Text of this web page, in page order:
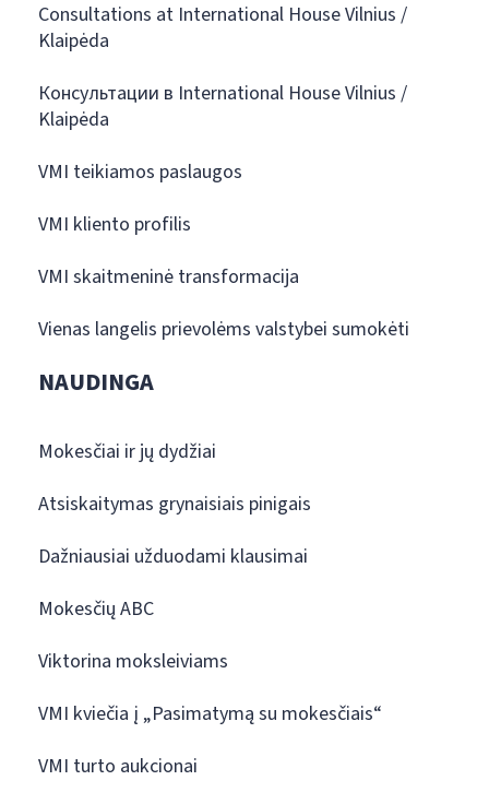
Consultations at International House Vilnius /
Klaipėda
Консультации в International House Vilnius /
Klaipėda
VMI teikiamos paslaugos
VMI kliento profilis
VMI skaitmeninė transformacija
Vienas langelis prievolėms valstybei sumokėti
NAUDINGA
Mokesčiai ir jų dydžiai
Atsiskaitymas grynaisiais pinigais
Dažniausiai užduodami klausimai
Mokesčių ABC
Viktorina moksleiviams
VMI kviečia į „Pasimatymą su mokesčiais“
VMI turto aukcionai